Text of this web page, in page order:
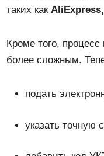
таких как
Кроме того, процесс
более сложным.
подать
указать точную